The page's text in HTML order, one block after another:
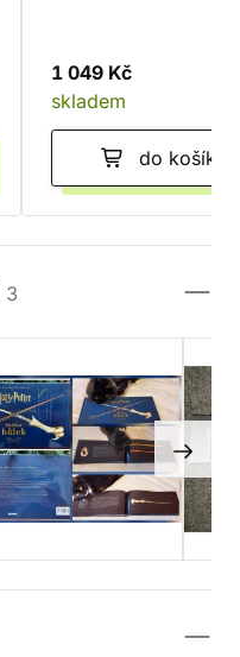
1 049 Kč
skladem
do košíku
3